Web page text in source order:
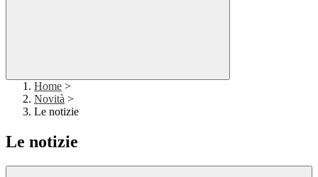
Home >
Novità >
Le notizie
Le notizie